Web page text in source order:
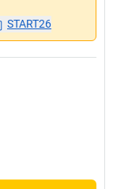
START26